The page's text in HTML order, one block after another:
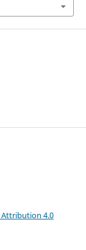
4.0